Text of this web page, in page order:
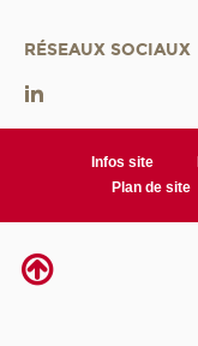
RÉSEAUX SOCIAUX
Infos site
Plan de site